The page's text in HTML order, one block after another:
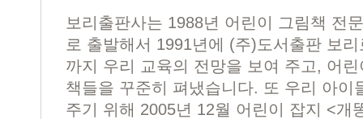
보리출판사는 1988년 어린이 그림책 전
로 출발해서 1991년에 (주)도서출판 보
까지 우리 교육의 전망을 보여 주고, 어
책들을 꾸준히 펴냈습니다. 또 우리 아이
주기 위해 2005년 12월 어린이 잡지 <개